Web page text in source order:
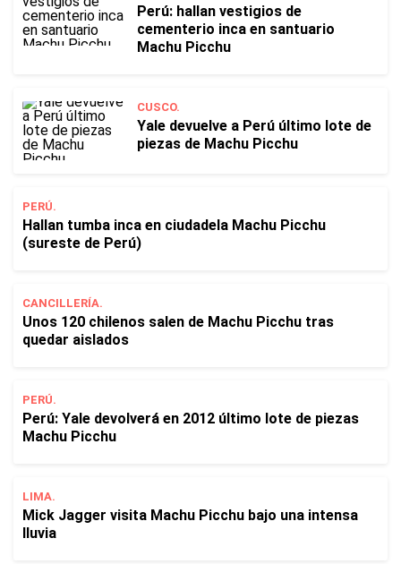
Perú: hallan vestigios de
cementerio inca en santuario
Machu Picchu
CUSCO.
Yale devuelve a Perú último lote de
piezas de Machu Picchu
PERÚ.
Hallan tumba inca en ciudadela Machu Picchu
(sureste de Perú)
CANCILLERÍA.
Unos 120 chilenos salen de Machu Picchu tras
quedar aislados
PERÚ.
Perú: Yale devolverá en 2012 último lote de piezas
Machu Picchu
LIMA.
Mick Jagger visita Machu Picchu bajo una intensa
lluvia